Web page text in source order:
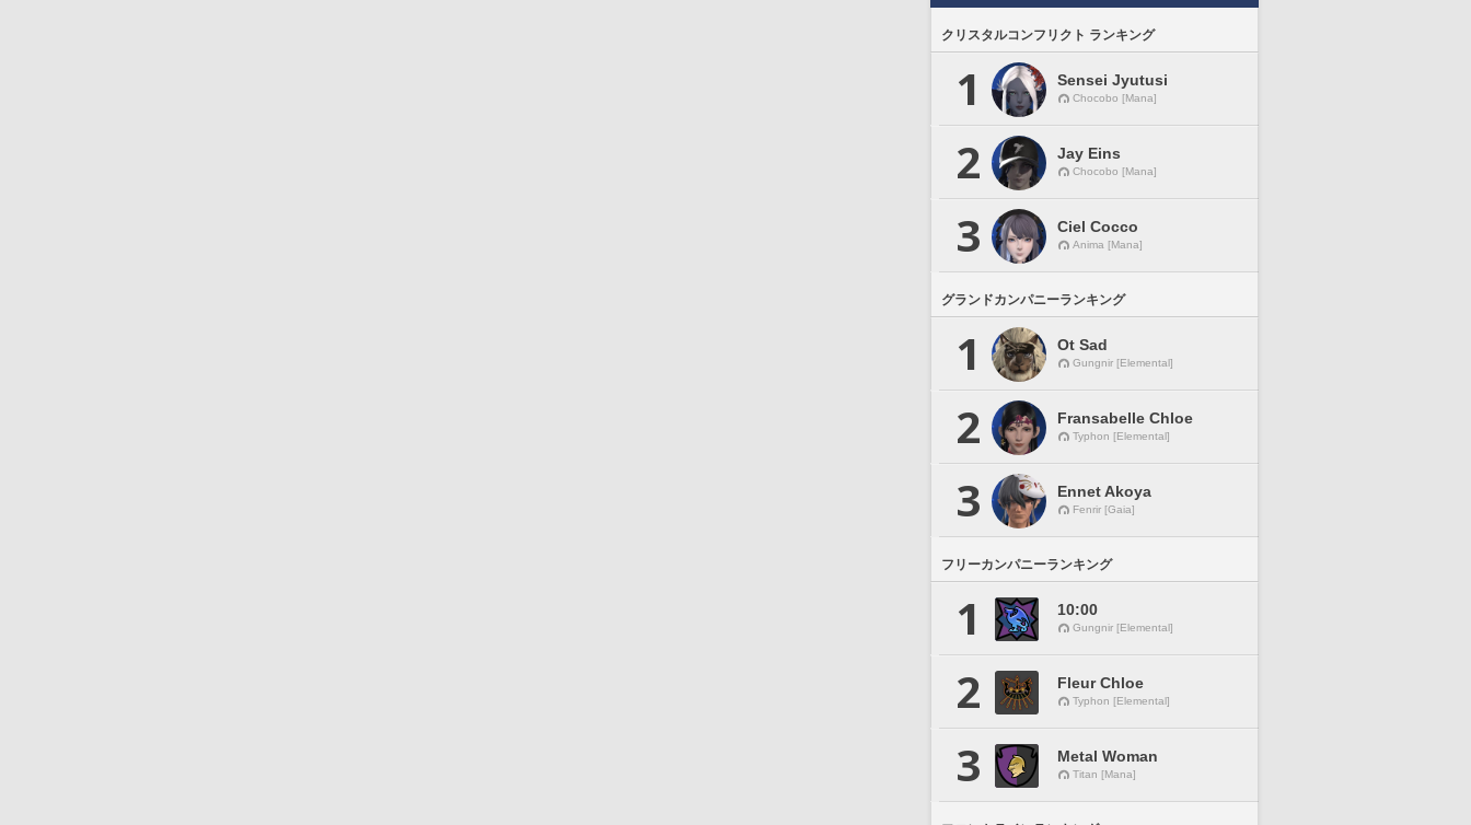
クリスタルコンフリクト ランキング
1 Sensei Jyutusi
Chocobo [Mana]
2 Jay Eins
Chocobo [Mana]
3 Ciel Cocco
Anima [Mana]
グランドカンパニーランキング
1 Ot Sad
Gungnir [Elemental]
2 Fransabelle Chloe
Typhon [Elemental]
3 Ennet Akoya
Fenrir [Gaia]
フリーカンパニーランキング
1 10:00
Gungnir [Elemental]
2 Fleur Chloe
Typhon [Elemental]
3 Metal Woman
Titan [Mana]